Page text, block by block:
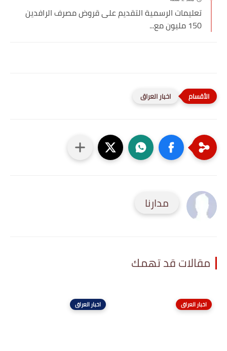
تعليمات الرسمية التقديم على قروض مصرف الرافدين
150 مليون مع...
اخبار العراق
مدارنا
مقالات قد تهمك
اخبار العراق اخبار العراق